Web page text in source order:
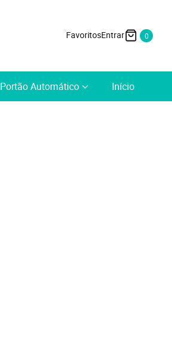
0
Portão Automático Início